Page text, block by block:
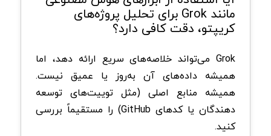
مانند Grok برای تحلیل پروژه‌های
کریپتو، دقت کافی دارد؟
Grok می‌تواند خلاصه‌های سریع ارائه دهد، اما
همیشه داده‌های آن به‌روز یا عمیق نیست.
همیشه منابع اصلی (مثل توییت‌های توسعه‌
دهندگان یا کدهای GitHub) را مستقیماً بررسی
کنید.